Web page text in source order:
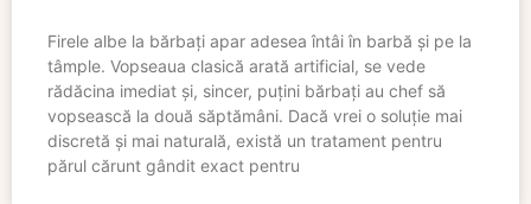
Firele albe la bărbați apar adesea întâi în barbă și pe la
tâmple. Vopseaua clasică arată artificial, se vede
rădăcina imediat și, sincer, puțini bărbați au chef să
vopsească la două săptămâni. Dacă vrei o soluție mai
discretă și mai naturală, există un tratament pentru
părul cărunt gândit exact pentru